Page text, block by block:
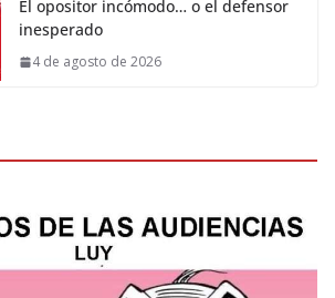
El opositor incómodo… o el defensor
inesperado
4 de agosto de 2026